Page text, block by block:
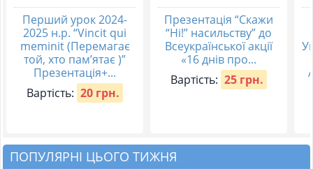
Перший урок 2024-
2025 н.р. “Vincit qui
meminit (Перемагає
той, хто пам’ятає )”
Презентація+...
Вартість: 20 грн.
Презентація “Скажи
“Ні!” насильству” до
Всеукраїнської акції
«16 днів про...
Вартість: 25 грн.
ПОПУЛЯРНІ ЦЬОГО ТИЖНЯ